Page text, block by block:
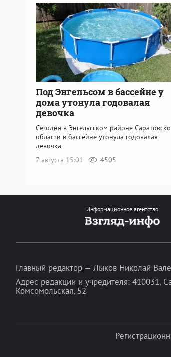
Под Энгельсом в бассейне у
дома утонула годовалая
девочка
Сегодня в Энгельсском районе
области в бассейне утонула годовалая
девочка
7 августа 15:01
4505
Информационное агентство
Главный редактор — Лыков Николай
Адрес редакции и учредителя: 410031,
Комсомольская, 52